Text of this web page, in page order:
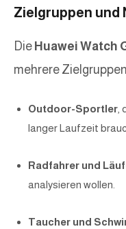
Zielgruppen und
Die Huawei Watch
mehrere
Outdoor-Sportler
langer Laufzeit
Radfahrer und
analysieren wollen.
Taucher und